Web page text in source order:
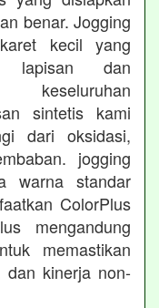
benar. Jogging
kecil yang
lapisan dan
keseluruhan
sintetis kami
dari oksidasi,
jogging
warna standar
ColorPlus
mengandung
memastikan
dan kinerja non-